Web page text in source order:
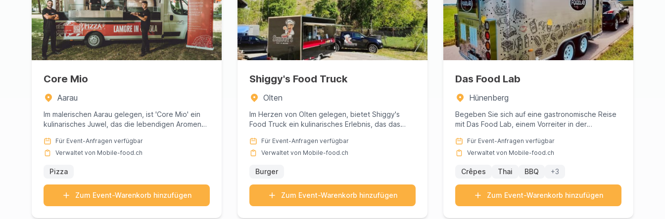
Core Mio
Aarau
Im malerischen Aarau gelegen, ist 'Core Mio' ein
kulinarisches Juwel, das die lebendigen Aromen
Für Event-Anfragen verfügbar
Verwaltet von Mobile-food.ch
Pizza
Zum Event-Warenkorb hinzufügen
Shiggy's Food Truck
Olten
Im Herzen von Olten gelegen, bietet Shiggy's
Food Truck ein kulinarisches Erlebnis, das das
Für Event-Anfragen verfügbar
Verwaltet von Mobile-food.ch
Burger
Zum Event-Warenkorb hinzufügen
Das Food Lab
Hünenberg
Begeben Sie sich auf eine gastronomische Reise
mit Das Food Lab, einem Vorreiter in der
Für Event-Anfragen verfügbar
Verwaltet von Mobile-food.ch
Crêpes Thai BBQ +3
Zum Event-Warenkorb hinzufügen